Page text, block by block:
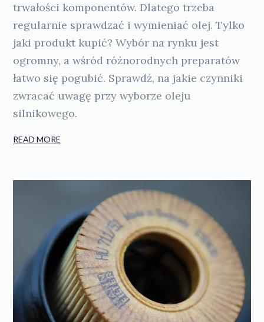
trwałości komponentów. Dlatego trzeba
regularnie sprawdzać i wymieniać olej. Tylko
jaki produkt kupić? Wybór na rynku jest
ogromny, a wśród różnorodnych preparatów
łatwo się pogubić. Sprawdź, na jakie czynniki
zwracać uwagę przy wyborze oleju
silnikowego.
READ MORE